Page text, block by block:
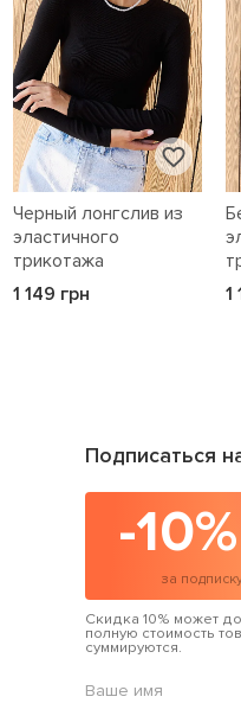
Черный лонгслив из
эластичного
трикотажа
1 149 грн
1
Подписаться
-10%
за
Скидка 10% может
полную стоимость
суммируются.